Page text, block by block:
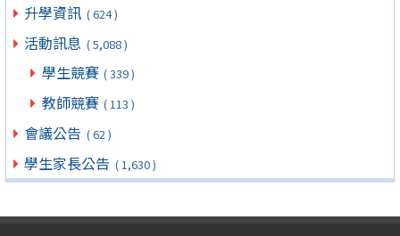
升學資訊 ( 624 )
活動訊息 ( 5,088 )
學生競賽 ( 339 )
教師競賽 ( 113 )
會議公告 ( 62 )
學生家長公告 ( 1,630 )